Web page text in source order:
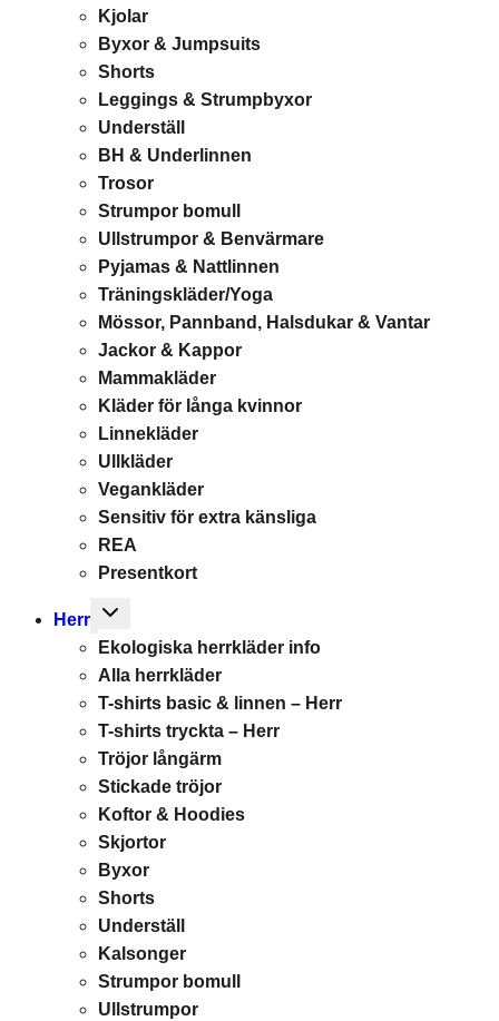
Kjolar
Byxor & Jumpsuits
Shorts
Leggings & Strumpbyxor
Underställ
BH & Underlinnen
Trosor
Strumpor bomull
Ullstrumpor & Benvärmare
Pyjamas & Nattlinnen
Träningskläder/Yoga
Mössor, Pannband, Halsdukar & Vantar
Jackor & Kappor
Mammakläder
Kläder för långa kvinnor
Linnekläder
Ullkläder
Vegankläder
Sensitiv för extra känsliga
REA
Presentkort
Herr
Toggle
menu
Ekologiska herrkläder info
Alla herrkläder
T-shirts basic & linnen – Herr
T-shirts tryckta – Herr
Tröjor långärm
Stickade tröjor
Koftor & Hoodies
Skjortor
Byxor
Shorts
Underställ
Kalsonger
Strumpor bomull
Ullstrumpor